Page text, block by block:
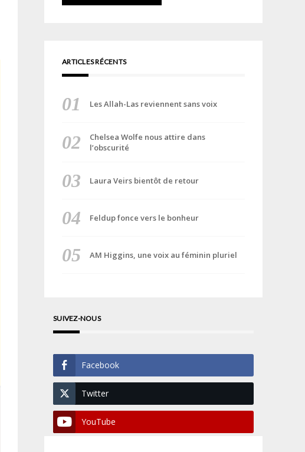
ARTICLES RÉCENTS
Les Allah-Las reviennent sans voix
Chelsea Wolfe nous attire dans
l’obscurité
Laura Veirs bientôt de retour
Feldup fonce vers le bonheur
AM Higgins, une voix au féminin pluriel
SUIVEZ-NOUS
Facebook
Twitter
YouTube